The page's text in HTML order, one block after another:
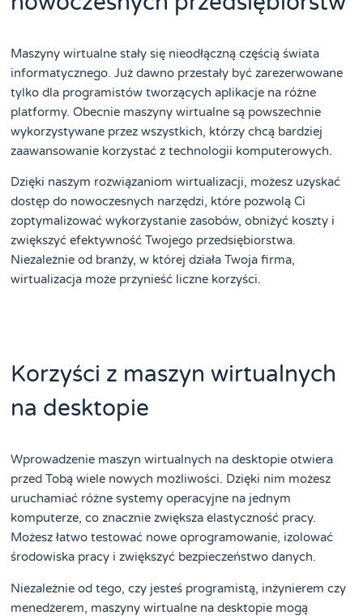
Maszyny wirtualne stały się nieodłączną częścią świata
informatycznego. Już dawno przestały być zarezerwowane
tylko dla programistów tworzących aplikacje na różne
platformy. Obecnie maszyny wirtualne są powszechnie
wykorzystywane przez wszystkich, którzy chcą bardziej
zaawansowanie korzystać z technologii komputerowych.
Dzięki naszym rozwiązaniom wirtualizacji, możesz uzyskać
dostęp do nowoczesnych narzędzi, które pozwolą Ci
zoptymalizować wykorzystanie zasobów, obniżyć koszty i
zwiększyć efektywność Twojego przedsiębiorstwa.
Niezależnie od branży, w której działa Twoja firma,
wirtualizacja może przynieść liczne korzyści.
Korzyści z maszyn wirtualnych
na desktopie
Wprowadzenie maszyn wirtualnych na desktopie otwiera
przed Tobą wiele nowych możliwości. Dzięki nim możesz
uruchamiać różne systemy operacyjne na jednym
komputerze, co znacznie zwiększa elastyczność pracy.
Możesz łatwo testować nowe oprogramowanie, izolować
środowiska pracy i zwiększyć bezpieczeństwo danych.
Niezależnie od tego, czy jesteś programistą, inżynierem czy
menedżerem, maszyny wirtualne na desktopie mogą